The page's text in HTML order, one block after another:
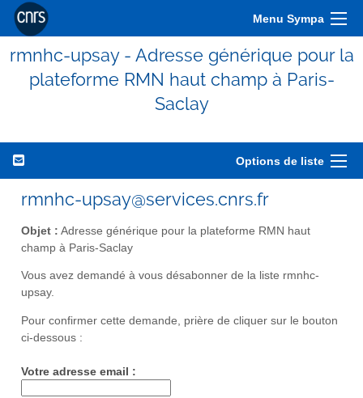
Menu Sympa
rmnhc-upsay - Adresse générique pour la
plateforme RMN haut champ à Paris-
Saclay
Options de liste
rmnhc-upsay@services.cnrs.fr
Objet : Adresse générique pour la plateforme RMN haut
champ à Paris-Saclay
Vous avez demandé à vous désabonner de la liste rmnhc-
upsay.
Pour confirmer cette demande, prière de cliquer sur le bouton
ci-dessous :
Votre adresse email :